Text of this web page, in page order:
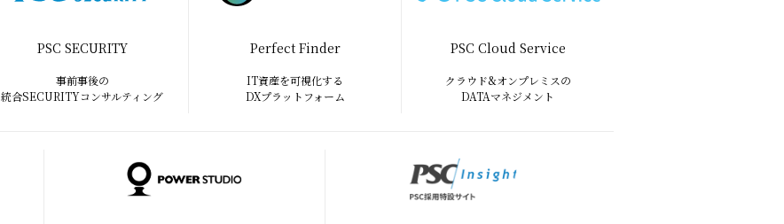
PSC SECURITY
事前事後の
統合SECURITYコンサルティング
Perfect Finder
IT資産を可視化する
DXプラットフォーム
PSC Cloud Service
クラウド&オンプレミスの
DATAマネジメント